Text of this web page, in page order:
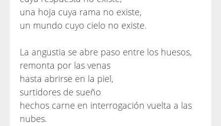
una hoja cuya rama no existe,
un mundo cuyo cielo no existe.
La angustia se abre paso entre los huesos,
remonta por las venas
hasta abrirse en la piel,
surtidores de sueño
hechos carne en interrogación vuelta a las
nubes.